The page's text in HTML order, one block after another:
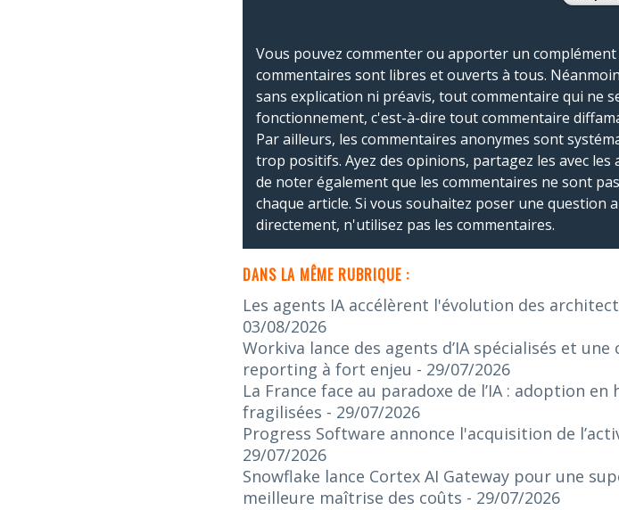
Vous pouvez commenter ou apporter un
commentaires sont libres et ouverts à tous.
sans explication ni préavis, tout commentaire qui ne
fonctionnement, c'est-à-dire tout commentaire
Par ailleurs, les commentaires anonymes sont
trop positifs. Ayez des opinions, partagez les avec les
de noter également que les commentaires ne sont
chaque article. Si vous souhaitez poser une question
directement, n'utilisez pas les commentaires.
DANS LA MÊME RUBRIQUE :
Les agents IA accélèrent l'évolution des
03/08/2026
Workiva lance des agents d’IA spécialisés et
reporting à fort enjeu - 29/07/2026
La France face au paradoxe de l’IA : adoption
fragilisées - 29/07/2026
Progress Software annonce l'acquisition de
29/07/2026
Snowflake lance Cortex AI Gateway pour une
meilleure maîtrise des coûts - 29/07/2026